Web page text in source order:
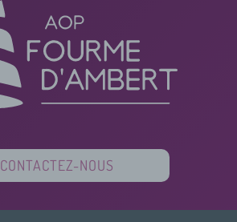
CONTACTEZ-NOUS